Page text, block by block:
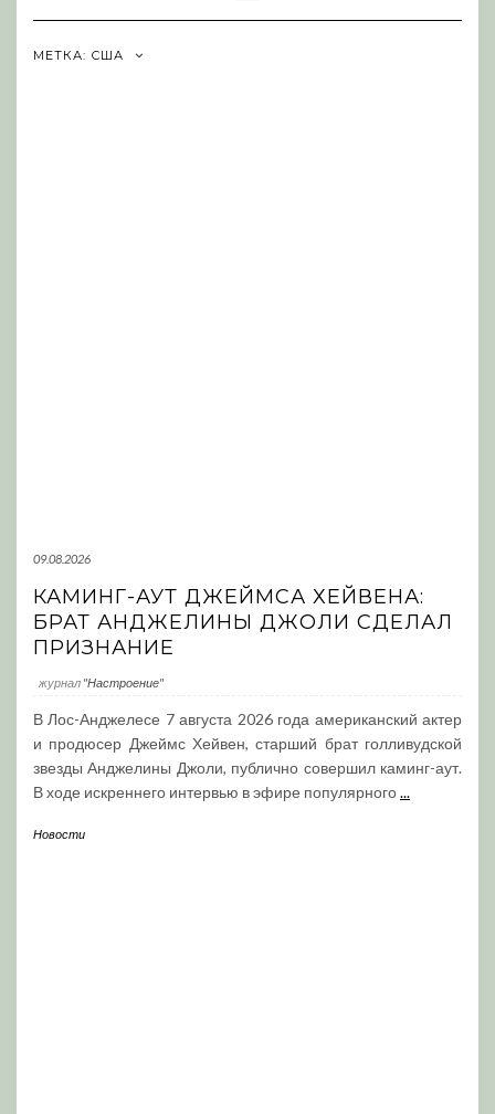
Navigation
МЕТКА: США
09.08.2026
КАМИНГ-АУТ ДЖЕЙМСА ХЕЙВЕНА:
БРАТ АНДЖЕЛИНЫ ДЖОЛИ СДЕЛАЛ
ПРИЗНАНИЕ
журнал "Настроение"
В Лос-Анджелесе 7 августа 2026 года американский актер
и продюсер Джеймс Хейвен, старший брат голливудской
звезды Анджелины Джоли, публично совершил каминг-аут.
В ходе искреннего интервью в эфире популярного...
Новости